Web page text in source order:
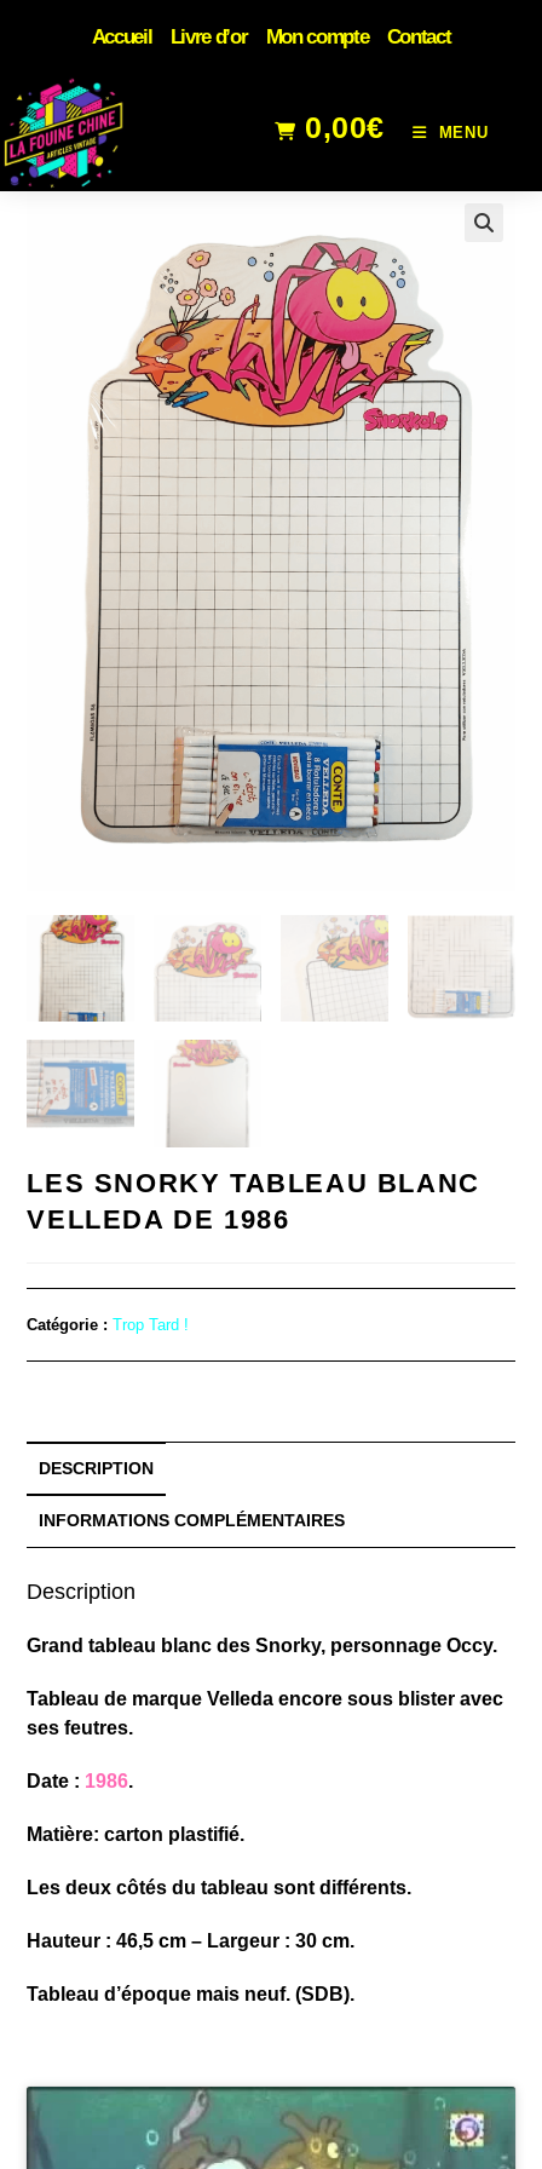
Accueil Livre d’or Mon compte Contact
0,00€ MENU
LES SNORKY TABLEAU BLANC
VELLEDA DE 1986
Catégorie :Trop Tard !
DESCRIPTION
INFORMATIONS COMPLÉMENTAIRES
Description
Grand tableau blanc des Snorky, personnage Occy.
Tableau de marque Velleda encore sous blister avec
ses feutres.
Date : 1986.
Matière: carton plastifié.
Les deux côtés du tableau sont différents.
Hauteur : 46,5 cm – Largeur : 30 cm.
Tableau d’époque mais neuf. (SDB).